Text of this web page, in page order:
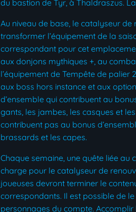
du bastion de Tyr, à Thaldraszus.
Au niveau de base, le catalyseur
transformer l’équipement de la
correspondant pour cet
aux donjons mythiques +, au
l’équipement de Tempête de palier
aux boss hors instance et aux
d’ensemble qui contribuent au
gants, les jambes, les casques et
contribuent pas au bonus
brassards et les capes.
Chaque semaine, une quête liée
charge pour le catalyseur de
joueuses devront terminer le
correspondants. Il est possible de
personnages du compte.